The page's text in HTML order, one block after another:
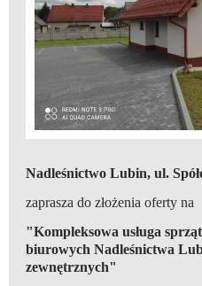
Nadleśnictwo Lubin, ul.
zaprasza do złożenia oferty na
"Kompleksowa usługa
biurowych Nadleśnictwa
zewnętrznych"